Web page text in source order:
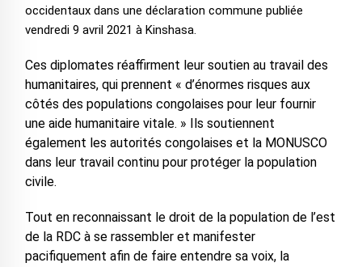
occidentaux dans une déclaration commune publiée
vendredi 9 avril 2021 à Kinshasa.
Ces diplomates réaffirment leur soutien au travail des
humanitaires, qui prennent « d’énormes risques aux
côtés des populations congolaises pour leur fournir
une aide humanitaire vitale. » Ils soutiennent
également les autorités congolaises et la MONUSCO
dans leur travail continu pour protéger la population
civile.
Tout en reconnaissant le droit de la population de l’est
de la RDC à se rassembler et manifester
pacifiquement afin de faire entendre sa voix, la